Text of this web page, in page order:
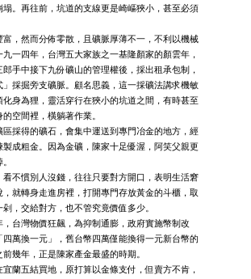
塌。再往前，坑道的支線更是崎嶇狹小，甚至必須
富，然而分佈零散，且礦脈厚薄不一，不利以機械
一四年，台灣五大家族之一基隆顏家的顏雲年，
郎手中接下九份礦山的管理權後，採出租承包制，
」採掘旁支礦脈。顧名思義，這一採礦法講求機敏
化身為狸，靈活穿行在狹小的坑道之間，有時甚至
空間裡，橫躺著作業。
區採得的礦石，會集中運送到專門冶金的地方，經
製成粗金。因為金礦，陳家十足優渥，阿笑父親更
看不慣別人沒錢，往往只要對方開口，表明生活窘
，就轉身走進房裡，打開專門存放黃金的斗櫃，取
，交給對方，也不管究竟價值多少。
，台灣物價狂飆，為抑制通膨，政府實施幣制改
四萬換一元」，舊台幣四萬僅能換得一元新台幣的
幾年，正是陳家產金最盛的時期。
蘭五結買地，原打算以金條支付，但賣方不肯，